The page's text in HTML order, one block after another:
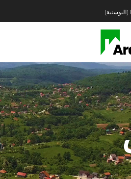
(البوسنية)